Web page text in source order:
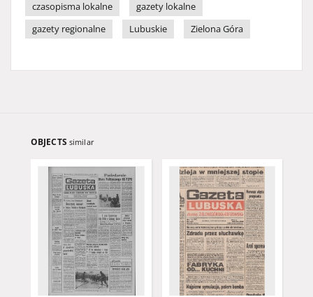
czasopisma lokalne
gazety lokalne
gazety regionalne
Lubuskie Zielona Góra
OBJECTS similar